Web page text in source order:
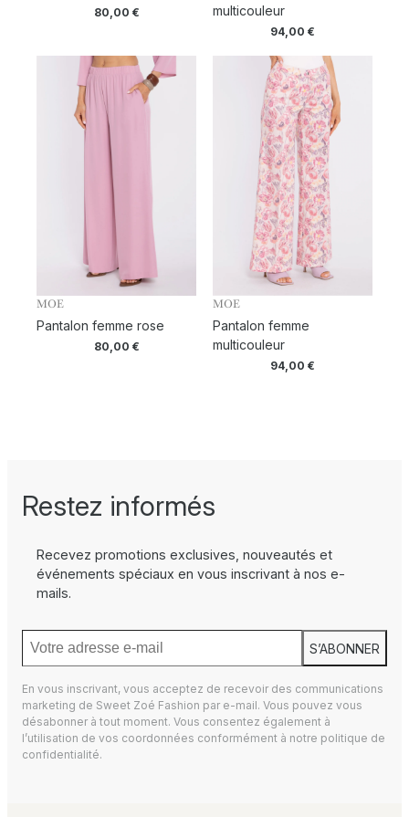
80,00 €
multicouleur
94,00 €
MOE
Pantalon femme rose
80,00 €
MOE
Pantalon femme
multicouleur
94,00 €
Restez informés
Recevez promotions exclusives, nouveautés et
événements spéciaux en vous inscrivant à nos e-
mails.
S’ABONNER
En vous inscrivant, vous acceptez de recevoir des communications
marketing de Sweet Zoé Fashion par e-mail. Vous pouvez vous
désabonner à tout moment. Vous consentez également à
l’utilisation de vos coordonnées conformément à notre politique de
confidentialité.